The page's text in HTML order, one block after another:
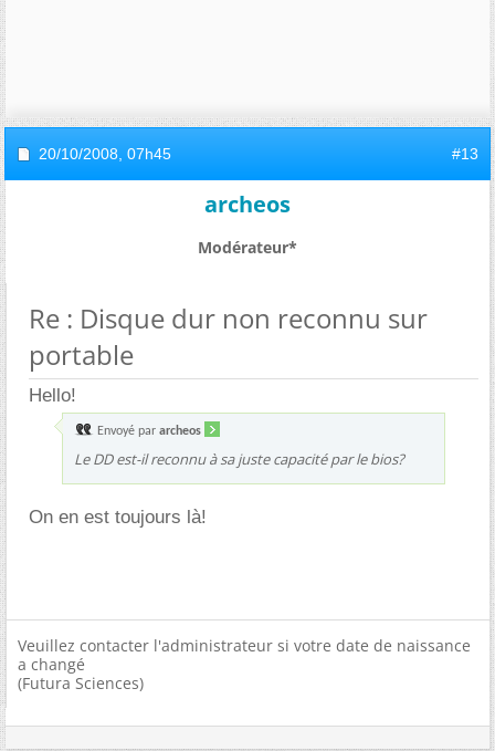
20/10/2008, 07h45 #13
archeos
Modérateur*
Re : Disque dur non reconnu sur
portable
Hello!
Envoyé par archeos
Le DD est-il reconnu à sa juste capacité par le bios?
On en est toujours là!
Veuillez contacter l'administrateur si votre date de naissance
a changé
(Futura Sciences)